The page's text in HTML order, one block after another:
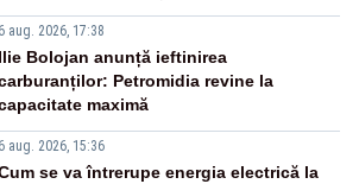
6 aug. 2026, 17:38
Ilie Bolojan anunță ieftinirea
Petromidia revine la
maximă
6 aug. 2026, 15:36
se va întrerupe energia electrică la